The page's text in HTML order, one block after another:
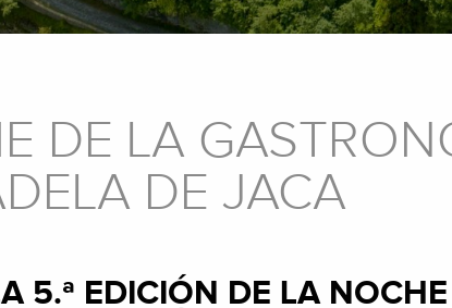
DE LA
DE JACA
5.ª EDICIÓN DE LA NOCHE